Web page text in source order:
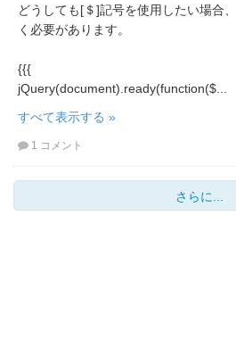
どうしても[＄]記号を使用したい場合
く必要があります。
{{{
jQuery(document).ready(function($...
すべて表示する »
1 コメント
さらに...